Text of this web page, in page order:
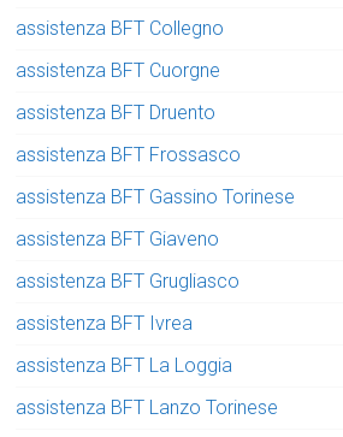
assistenza BFT Collegno
assistenza BFT Cuorgne
assistenza BFT Druento
assistenza BFT Frossasco
assistenza BFT Gassino Torinese
assistenza BFT Giaveno
assistenza BFT Grugliasco
assistenza BFT Ivrea
assistenza BFT La Loggia
assistenza BFT Lanzo Torinese